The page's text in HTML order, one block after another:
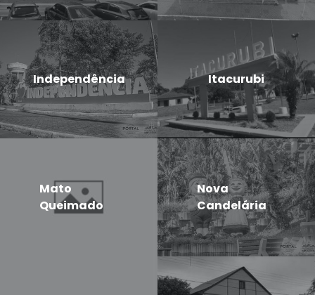
Independência Itacurubi
Mato
Queimado
Nova
Candelária